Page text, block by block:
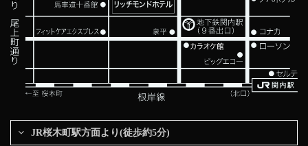
JR桜木町駅方面より(徒歩約5分)